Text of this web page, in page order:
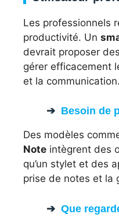
Les professionnels
productivité. Un
devrait proposer
gérer efficacement
et la communication.
Besoin de
Des modèles
Note intègrent des
qu’un stylet et des
prise de notes et la
Que